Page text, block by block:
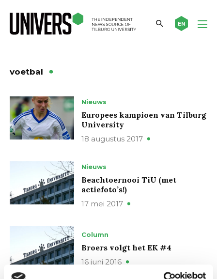
EN
voetbal
Nieuws
Europees kampioen van Tilburg
University
18 augustus 2017
Nieuws
Beachtoernooi TiU (met
actiefoto’s!)
17 mei 2017
Column
Broers volgt het EK #4
16 juni 2016